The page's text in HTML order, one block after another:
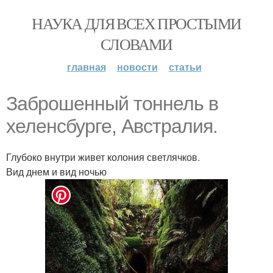
НАУКА ДЛЯ ВСЕХ ПРОСТЫМИ
СЛОВАМИ
главная новости статьи
Заброшенный тоннель в
хеленсбурге, Австралия.
Глубоко внутри живет колония светлячков.
Вид днем и вид ночью